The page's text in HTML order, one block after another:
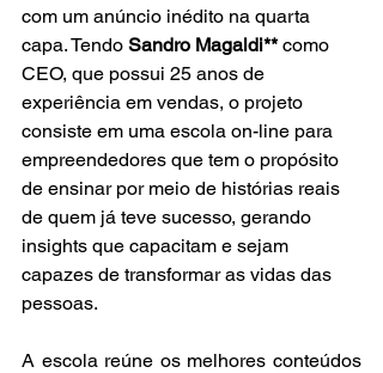
com um anúncio inédito na quarta
capa. Tendo Sandro Magaldi** como
CEO, que possui 25 anos de
experiência em vendas, o projeto
consiste em uma escola on-line para
empreendedores que tem o propósito
de ensinar por meio de histórias reais
de quem já teve sucesso, gerando
insights que capacitam e sejam
capazes de transformar as vidas das
pessoas.
A escola reúne os melhores conteúdos